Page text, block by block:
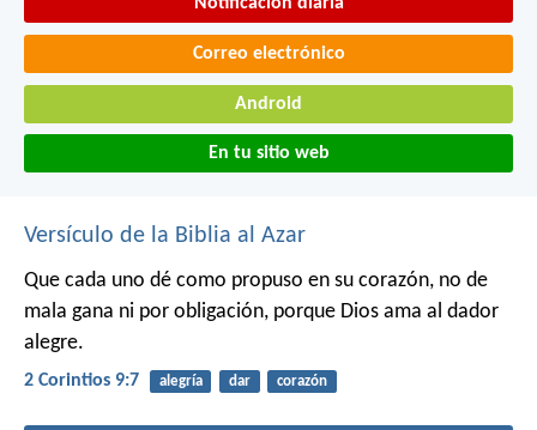
Notificación diaria
Correo electrónico
Android
En tu sitio web
Versículo de la Biblia al Azar
Que cada uno dé como propuso en su corazón, no de
mala gana ni por obligación, porque Dios ama al dador
alegre.
2 Corintios 9:7 alegría dar corazón